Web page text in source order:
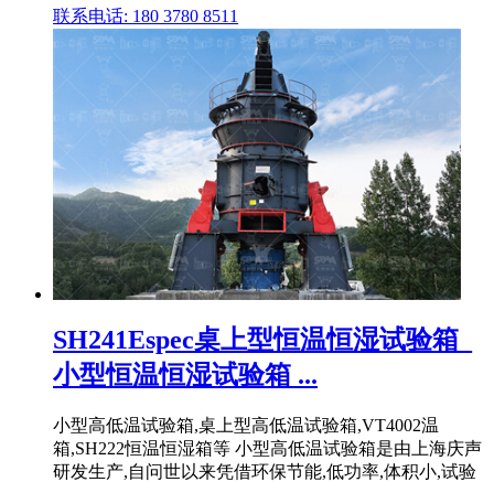
联系电话: 180 3780 8511
SH241Espec桌上型恒温恒湿试验箱_
小型恒温恒湿试验箱 ...
小型高低温试验箱,桌上型高低温试验箱,VT4002温
箱,SH222恒温恒湿箱等 小型高低温试验箱是由上海庆声
研发生产,自问世以来凭借环保节能,低功率,体积小,试验